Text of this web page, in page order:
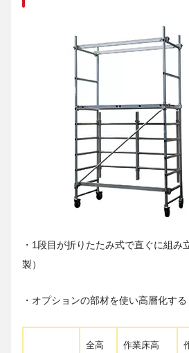
・1段目が折りたたみ式で直ぐに組み
製）
・オプションの部材を使い高層化する
全高 作業床高